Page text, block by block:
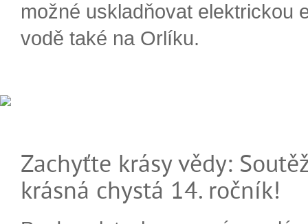
možné uskladňovat elektrickou
vodě také na Orlíku.
Zachyťte krásy vědy:
krásná chystá 14. ročník!